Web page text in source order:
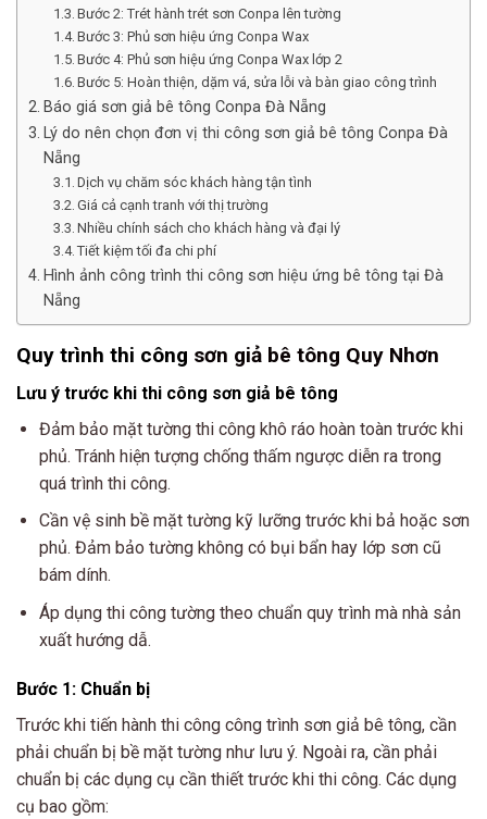
Bước 2: Trét hành trét sơn Conpa lên tường
Bước 3: Phủ sơn hiệu ứng Conpa Wax
Bước 4: Phủ sơn hiệu ứng Conpa Wax lớp 2
Bước 5: Hoàn thiện, dặm vá, sửa lỗi và bàn giao công trình
Báo giá sơn giả bê tông Conpa Đà Nẵng
Lý do nên chọn đơn vị thi công sơn giả bê tông Conpa Đà
Nẵng
Dịch vụ chăm sóc khách hàng tận tình
Giá cả cạnh tranh với thị trường
Nhiều chính sách cho khách hàng và đại lý
Tiết kiệm tối đa chi phí
Hình ảnh công trình thi công sơn hiệu ứng bê tông tại Đà
Nẵng
Quy trình thi công sơn giả bê tông Quy Nhơn
Lưu ý trước khi thi công sơn giả bê tông
Đảm bảo mặt tường thi công khô ráo hoàn toàn trước khi
phủ. Tránh hiện tượng chống thấm ngược diễn ra trong
quá trình thi công.
Cần vệ sinh bề mặt tường kỹ lưỡng trước khi bả hoặc sơn
phủ. Đảm bảo tường không có bụi bẩn hay lớp sơn cũ
bám dính.
Áp dụng thi công tường theo chuẩn quy trình mà nhà sản
xuất hướng dẫ.
Bước 1: Chuẩn bị
Trước khi tiến hành thi công công trình sơn giả bê tông, cần
phải chuẩn bị bề mặt tường như lưu ý. Ngoài ra, cần phải
chuẩn bị các dụng cụ cần thiết trước khi thi công. Các dụng
cụ bao gồm: